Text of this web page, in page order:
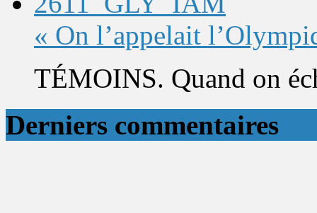
« On l’appelait
TÉMOINS. Quand on
Derniers commentaires